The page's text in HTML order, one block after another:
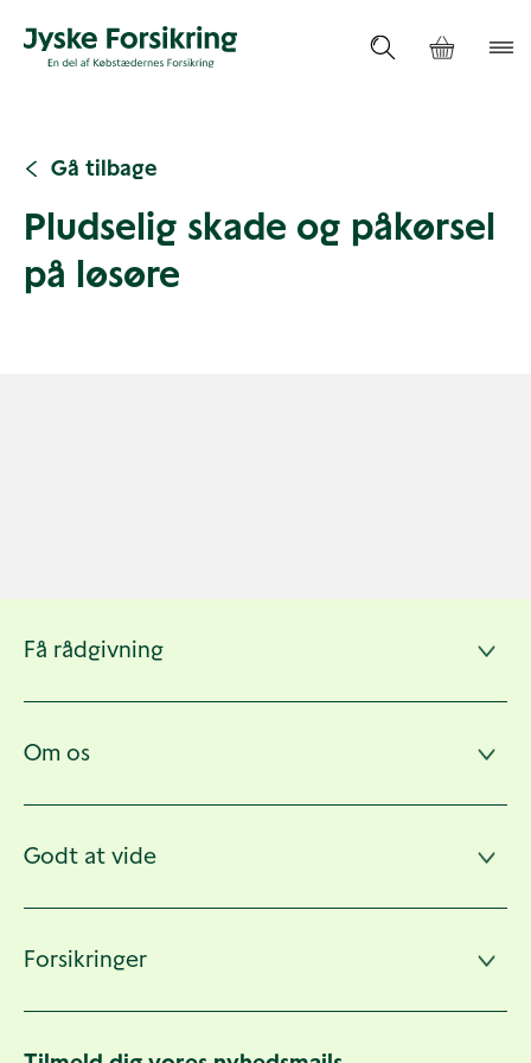
Gå tilbage
Pludselig skade og påkørsel
på løsøre
sider
Få rådgivning
Om os
Godt at vide
Forsikringer